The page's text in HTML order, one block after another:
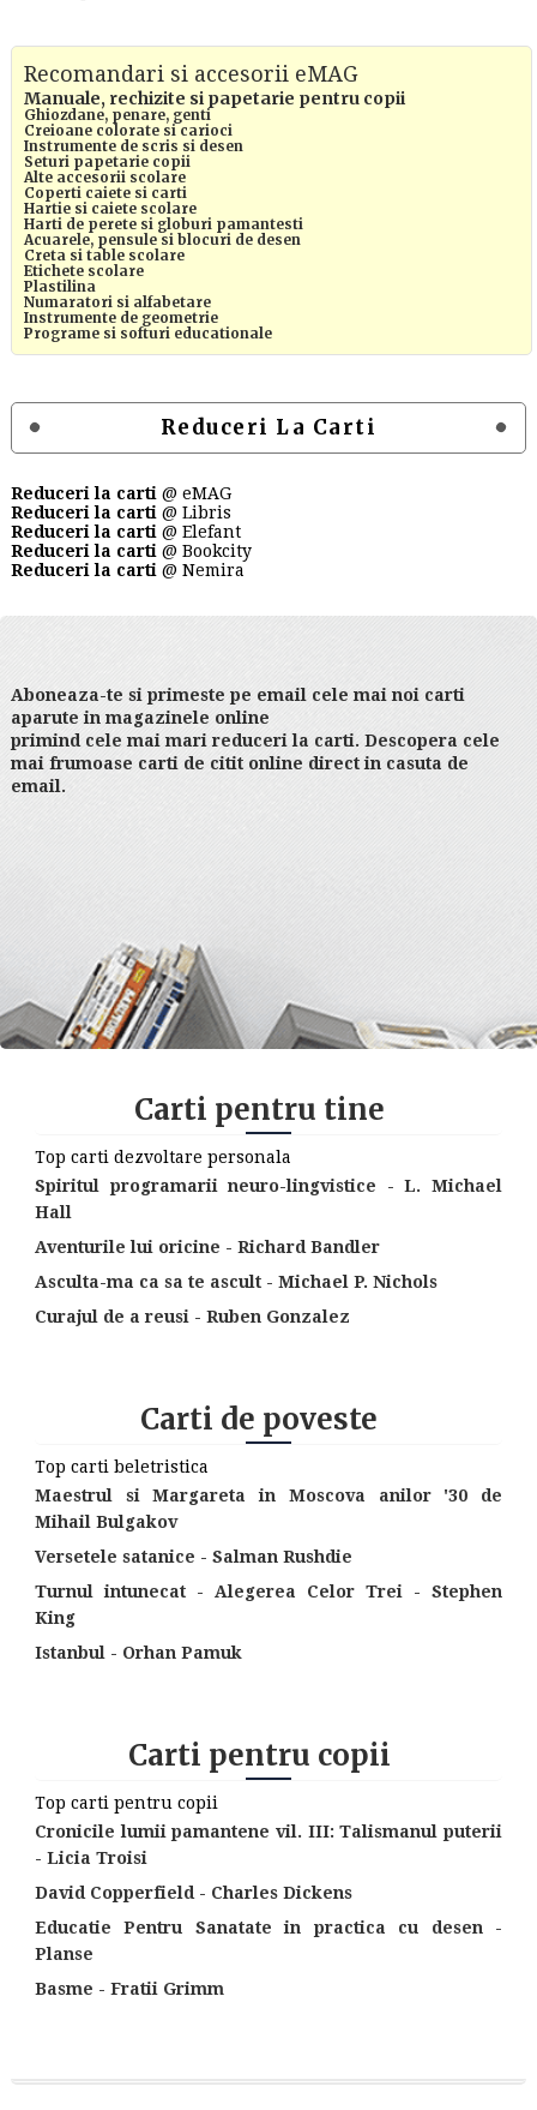
Recomandari si accesorii eMAG
Manuale, rechizite si papetarie pentru copii
Ghiozdane, penare, genti
Creioane colorate si carioci
Instrumente de scris si desen
Seturi papetarie copii
Alte accesorii scolare
Coperti caiete si carti
Hartie si caiete scolare
Harti de perete si globuri pamantesti
Acuarele, pensule si blocuri de desen
Creta si table scolare
Etichete scolare
Plastilina
Numaratori si alfabetare
Instrumente de geometrie
Programe si softuri educationale
Reduceri La Carti
Reduceri la carti @ eMAG
Reduceri la carti @ Libris
Reduceri la carti @ Elefant
Reduceri la carti @ Bookcity
Reduceri la carti @ Nemira
Aboneaza-te si primeste pe email cele mai noi carti
aparute in magazinele online
primind cele mai mari reduceri la carti. Descopera cele
mai frumoase carti de citit online direct in casuta de
email.
Carti pentru tine
Top carti dezvoltare personala
Spiritul programarii neuro-lingvistice - L. Michael
Hall
Aventurile lui oricine - Richard Bandler
Asculta-ma ca sa te ascult - Michael P. Nichols
Curajul de a reusi - Ruben Gonzalez
Carti de poveste
Top carti beletristica
Maestrul si Margareta in Moscova anilor '30 de
Mihail Bulgakov
Versetele satanice - Salman Rushdie
Turnul intunecat - Alegerea Celor Trei - Stephen
King
Istanbul - Orhan Pamuk
Carti pentru copii
Top carti pentru copii
Cronicile lumii pamantene vil. III: Talismanul puterii
- Licia Troisi
David Copperfield - Charles Dickens
Educatie Pentru Sanatate in practica cu desen -
Planse
Basme - Fratii Grimm